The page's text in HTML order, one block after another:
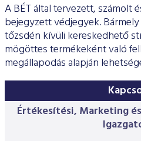
A BÉT által tervezett, számolt
bejegyzett védjegyek.
tőzsdén kívüli kereskedhető
mögöttes termékeként való
megállapodás alapján
Értékesítési, Marketing